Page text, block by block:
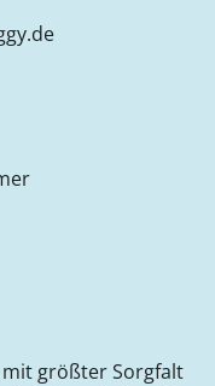
größter Sorgfalt